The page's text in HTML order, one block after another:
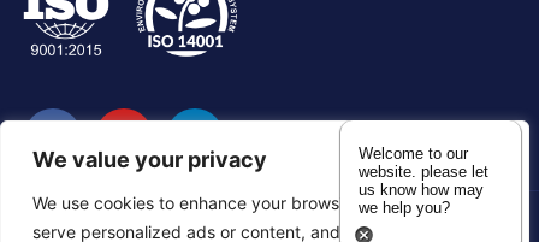
We value your privacy
We use cookies to enhance your browsing experience,
serve personalized ads or content, and analyze our traffic.
Welcome to our
website. please let
us know how may
we help you?